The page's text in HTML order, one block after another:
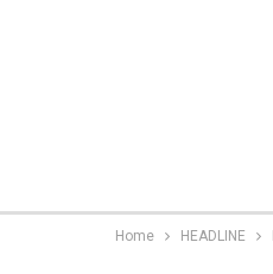
Home HEADLINE